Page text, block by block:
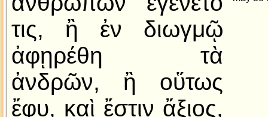
τις, ἢ ἐν διωγμῷ
ἀφῃρέθη τὰ
ἀνδρῶν, ἢ οὕτως
ἔφυ, καὶ ἔστιν ἄξιος,